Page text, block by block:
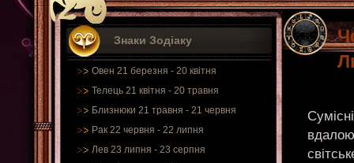
Знаки Зодіаку
Овен 21 березня - 20 квітня
Телець 21 квітня - 20 травня
Близнюки 21 травня - 21 червня
Рак 22 червня - 22 липня
Лев 23 липня - 23 серпня